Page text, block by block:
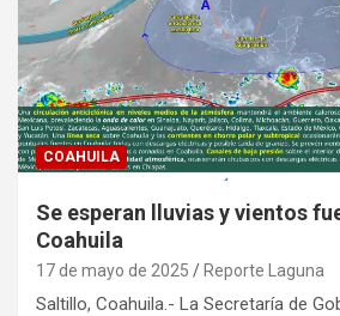
COAHUILA
Se esperan lluvias y vientos
Coahuila
17 de mayo de 2025 Reporte Laguna
Saltillo, Coahuila.- La Secretaría de